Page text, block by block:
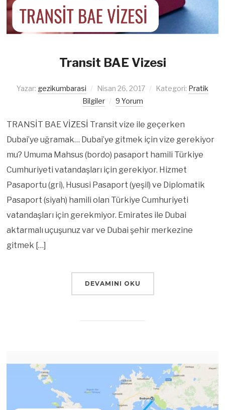
Transit BAE Vizesi
Yazar: gezikumbarasi Nisan 26, 2017 Kategori: Pratik
Bilgiler
9 Yorum
TRANSİT BAE VİZESİ Transit vize ile geçerken
Dubai’ye uğramak… Dubai’ye gitmek için vize gerekiyor
mu? Umuma Mahsus (bordo) pasaport hamili Türkiye
Cumhuriyeti vatandaşları için gerekiyor. Hizmet
Pasaportu (gri), Hususi Pasaport (yeşil) ve Diplomatik
Pasaport (siyah) hamili olan Türkiye Cumhuriyeti
vatandaşları için gerekmiyor. Emirates ile Dubai
aktarmalı uçuşunuz var ve Dubai şehir merkezine
gitmek […]
DEVAMINI OKU